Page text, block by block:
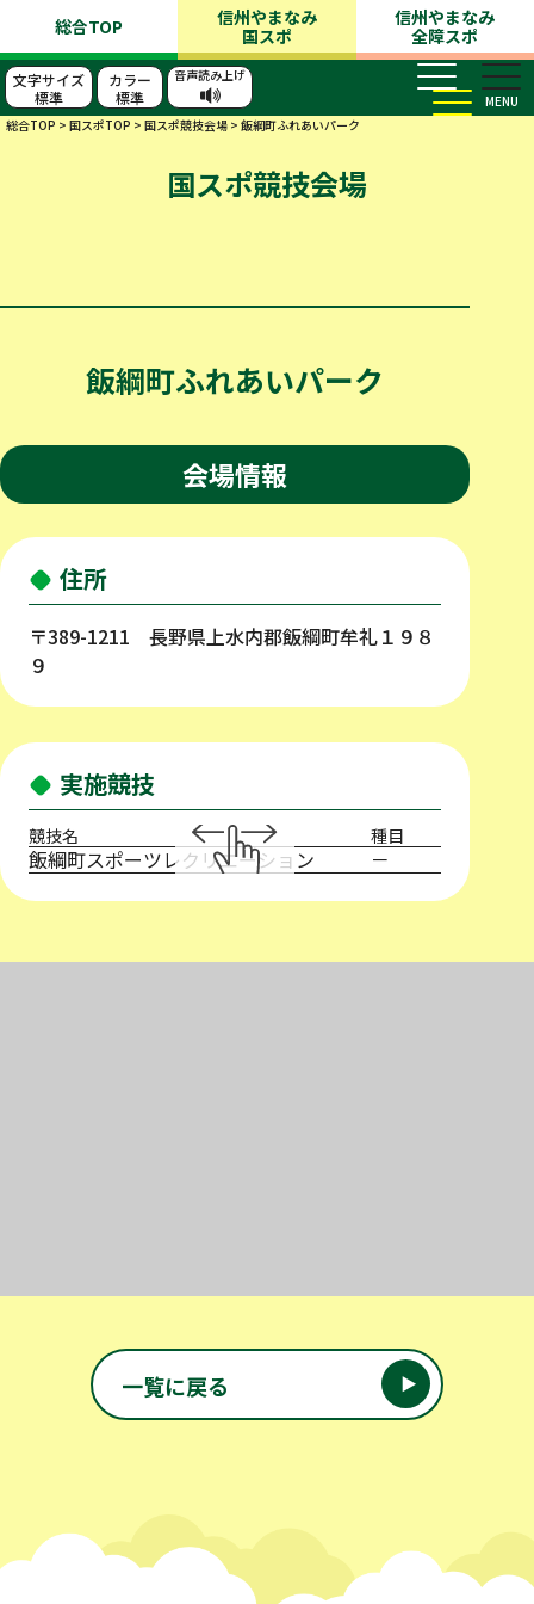
総合TOP
信州やまなみ
国スポ
信州やまなみ
全障スポ
文字サイズ
標準
カラー
標準
音声読み上げ
MENU
総合TOP > 国スポTOP > 国スポ競技会場 > 飯綱町ふれあいパーク
国スポ競技会場
飯綱町ふれあいパーク
会場情報
住所
〒389-1211 長野県上水内郡飯綱町牟礼１９８
９
実施競技
競技名 種目
飯綱町スポーツレクリエーション －
投稿ナビゲーション
一覧に戻る